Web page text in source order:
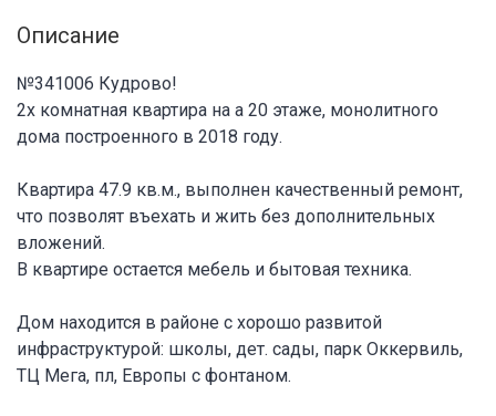
Описание
№341006 Кудрово!
2х комнатная квартира на а 20 этаже, монолитного
дома построенного в 2018 году.
Квартира 47.9 кв.м., выполнен качественный ремонт,
что позволят въехать и жить без дополнительных
вложений.
В квартире остается мебель и бытовая техника.
Дом находится в районе с хорошо развитой
инфраструктурой: школы, дет. сады, парк Оккервиль,
ТЦ Мега, пл, Европы с фонтаном.